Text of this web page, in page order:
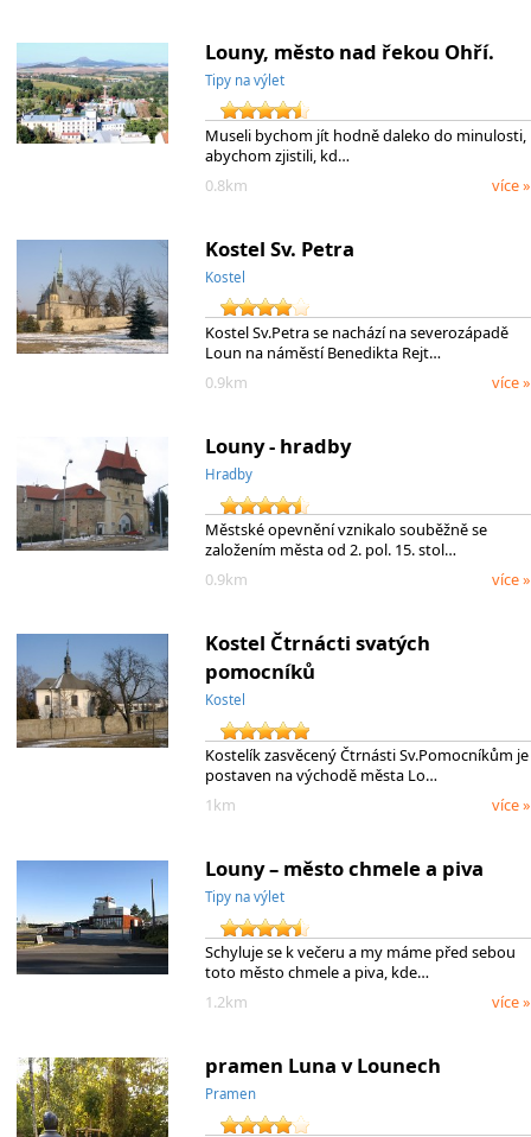
Louny, město nad řekou Ohří.
Tipy na výlet
Museli bychom jít hodně daleko do minulosti,
abychom zjistili, kd…
0.8km
více »
Kostel Sv. Petra
Kostel
Kostel Sv.Petra se nachází na severozápadě
Loun na náměstí Benedikta Rejt…
0.9km
více »
Louny - hradby
Hradby
Městské opevnění vznikalo souběžně se
založením města od 2. pol. 15. stol…
0.9km
více »
Kostel Čtrnácti svatých
pomocníků
Kostel
Kostelík zasvěcený Čtrnásti Sv.Pomocníkům je
postaven na východě města Lo…
1km
více »
Louny – město chmele a piva
Tipy na výlet
Schyluje se k večeru a my máme před sebou
toto město chmele a piva, kde…
1.2km
více »
pramen Luna v Lounech
Pramen